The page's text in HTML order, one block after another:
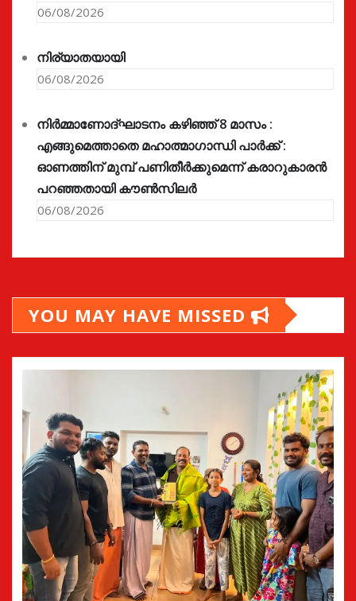
06/08/2026
നിര്യാതയായി
06/08/2026
നിർമ്മാണോദ്ഘാടനം കഴിഞ്ഞ് 8 മാസം :
എങ്ങുമെത്താതെ മഹാത്മാഗാന്ധി പാർക്ക് :
ഓണത്തിന് മുമ്പ് പണിതീർക്കുമെന്ന് കരാറുകാരൻ
പറഞ്ഞതായി കൗൺസിലർ
06/08/2026
YOU MAY HAVE MISSED